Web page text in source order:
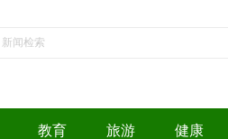
教育 旅游 健康